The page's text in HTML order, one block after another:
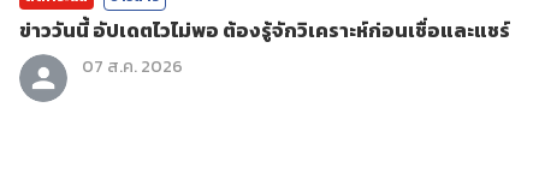
ข่าววันนี้ อัปเดตไวไม่พอ ต้องรู้จักวิเคราะห์ก่อนเชื่อและแชร์
07 ส.ค. 2026